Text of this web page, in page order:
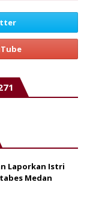
Laporkan Istri
Medan